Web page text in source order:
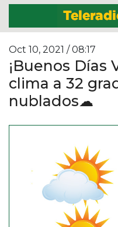
Oct 10, 2021 / 08:17
¡Buenos Días
clima a 32
nublados☁